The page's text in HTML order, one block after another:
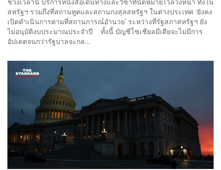
สหรัฐฯ รวมถึงที่สถานทูตและสถานกงสุลสหรัฐฯ ในต่างประเทศ ‘ยังคง
เปิดดำเนินการตามที่สถานการณ์อำนวย’ ระหว่างที่รัฐสภาสหรัฐฯ ยัง
ไม่อนุมัติงบประมาณประจำปี ทั้งนี้ บัญชีโซเชียลมีเดียจะไม่มีการ
อัปเดตจนกว่ารัฐบาลจะกล...